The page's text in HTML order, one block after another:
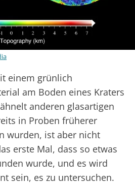
einem grünlich
am Boden eines Kraters
anderen glasartigen
in Proben früherer
wurden, ist aber nicht
erste Mal, dass so etwas
wurde, und es wird
sein, es zu untersuchen.